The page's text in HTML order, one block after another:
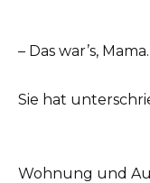
– Das war’s, Mama.
Sie hat
Wohnung und